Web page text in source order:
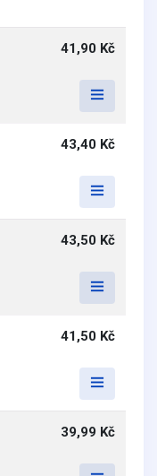
41,90 Kč
43,40 Kč
43,50 Kč
41,50 Kč
39,99 Kč